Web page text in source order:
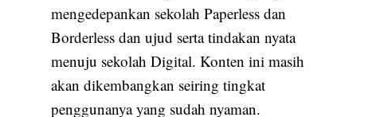
mengedepankan sekolah Paperless dan
Borderless dan ujud serta tindakan nyata
menuju sekolah Digital. Konten ini masih
akan dikembangkan seiring tingkat
penggunanya yang sudah nyaman.